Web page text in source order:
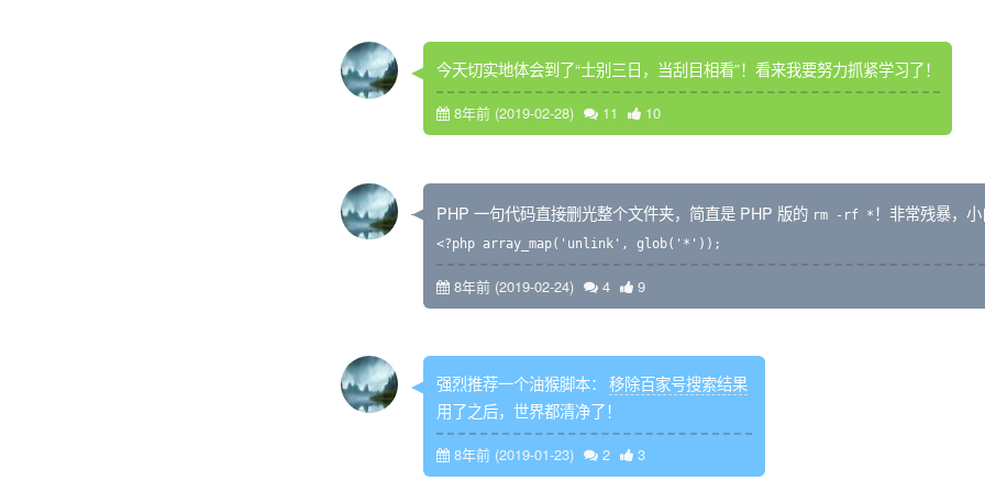
今天切实地体会到了“士别三日，当刮目相看”！看来我要努力抓紧学习了！
8年前 (2019-02-28) 11 10
PHP 一句代码直接删光整个文件夹，简直是 PHP 版的 rm -rf * ！非常残暴，
<?php array_map('unlink', glob('*'));
8年前 (2019-02-24) 4 9
强烈推荐一个油猴脚本： 移除百家号搜索结果
用了之后，世界都清净了！
8年前 (2019-01-23) 2 3